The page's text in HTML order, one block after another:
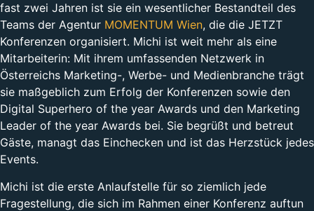
fast zwei Jahren ist sie ein wesentlicher Bestandteil des
Teams der Agentur MOMENTUM Wien, die die JETZT
Konferenzen organisiert. Michi ist weit mehr als eine
Mitarbeiterin: Mit ihrem umfassenden Netzwerk in
Österreichs Marketing-, Werbe- und Medienbranche trägt
sie maßgeblich zum Erfolg der Konferenzen sowie den
Digital Superhero of the year Awards und den Marketing
Leader of the year Awards bei. Sie begrüßt und betreut
Gäste, managt das Einchecken und ist das Herzstück jedes
Events.
Michi ist die erste Anlaufstelle für so ziemlich jede
Fragestellung, die sich im Rahmen einer Konferenz auftun